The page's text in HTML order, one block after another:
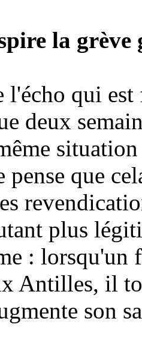
la grève
l'écho qui
deux
pense que
plus
: lorsqu'un
Antilles, il
son